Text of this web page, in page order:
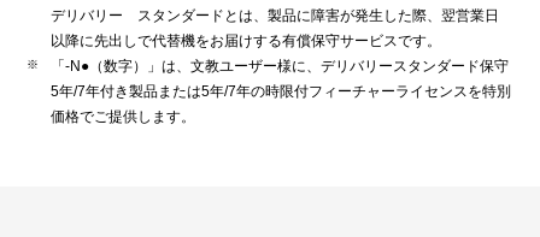
デリバリー スタンダードとは、製品に障害が発生した際、翌営業日
以降に先出しで代替機をお届けする有償保守サービスです。
「-N●（数字）」は、文教ユーザー様に、デリバリースタンダード保守
5年/7年付き製品または5年/7年の時限付フィーチャーライセンスを特別
価格でご提供します。